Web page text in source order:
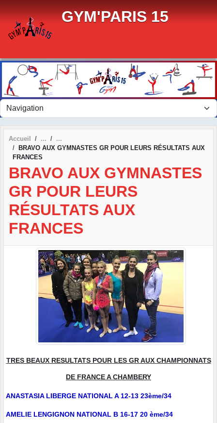
GYM'PARIS 15
Accueil
BRAVO AUX GYMNASTES GR POUR LEURS RÉSULTATS AUX
FRANCES
BRAVO AUX GYMNASTES
GR POUR LEURS
RÉSULTATS AUX
FRANCES
TRES BEAUX RESULTATS POUR LES GR AUX CHAMPIONNATS
DE FRANCE A CHAMBERY
ANASTASIA LIBERGE NATIONAL A 12-13 23ème/34
AMELIE LENGIGNON NATIONAL B 16-17 20 ème/34